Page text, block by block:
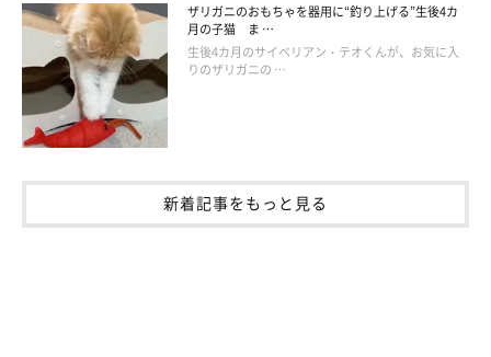
ザリガニのおもちゃを器用に“釣り上げる”生後4カ
月の子猫 ま …
生後4カ月のサイベリアン・テオくんが、お気に入
りのザリガニの …
新着記事をもっと見る